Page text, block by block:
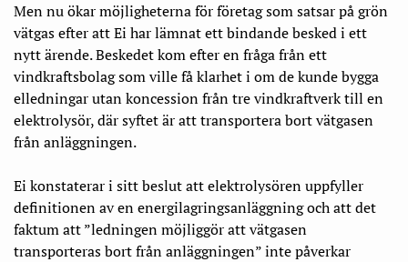
Men nu ökar möjligheterna för företag som satsar på grön
vätgas efter att Ei har lämnat ett bindande besked i ett
nytt ärende. Beskedet kom efter en fråga från ett
vindkraftsbolag som ville få klarhet i om de kunde bygga
elledningar utan koncession från tre vindkraftverk till en
elektrolysör, där syftet är att transportera bort vätgasen
från anläggningen.
Ei konstaterar i sitt beslut att elektrolysören uppfyller
definitionen av en energilagringsanläggning och att det
faktum att ”ledningen möjliggör att vätgasen
transporteras bort från anläggningen” inte påverkar